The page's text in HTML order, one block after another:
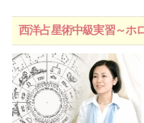
西洋占星術中級実習～ホ